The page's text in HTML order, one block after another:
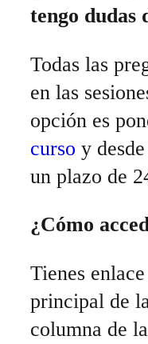
tengo dudas
Todas las
en las
opción es
curso y
un plazo de
¿Cómo
Tienes
principal de
columna de